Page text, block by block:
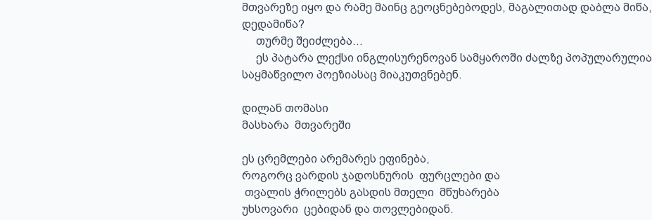
მთვარეზე იყო და რამე მაინც გეოცნებებოდეს, მაგალითად დაბლა მიწა,
დედამიწა?
საყმაწვილო პოეზიასაც მიაკუთვნებენ.
დილან თომასი
მასხარა  მთვარეში
ეს ცრემლები არემარეს ეფინება,
როგორც ვარდის ჯადოსნურის  ფურცლები და
უხსოვარი  ცებიდან და თოვლებიდან.